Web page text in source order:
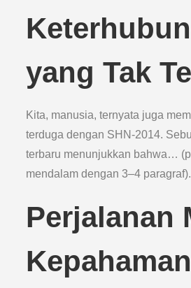
yang Tak
Kita, manusia, ternyata juga
terduga dengan SHN-2014.
terbaru menunjukkan bahwa…
mendalam dengan 3–4 paragraf).
Perjalanan